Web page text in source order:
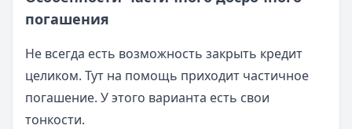
погашения
Не всегда есть возможность закрыть кредит
целиком. Тут на помощь приходит частичное
погашение. У этого варианта есть свои
тонкости.